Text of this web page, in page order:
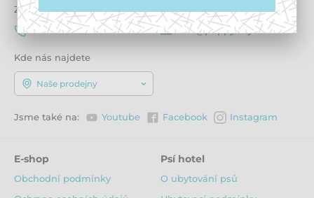
Zákaznický servis je k dispozici
+420 771 194 837
info@puppydaycare.cz
Kde nás najdete
Naše prodejny
Jsme také na: Youtube Facebook Instagram
E-shop
Obchodní podmínky
Psí hotel
O ubytování psů